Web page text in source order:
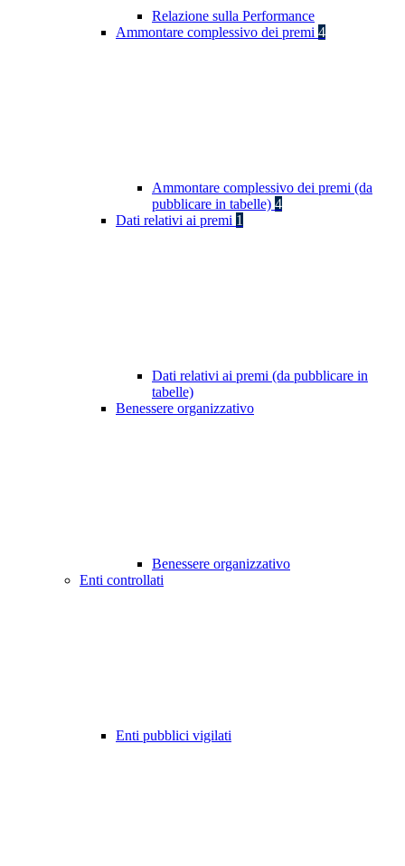
Relazione sulla Performance
Ammontare complessivo dei premi 4
Ammontare complessivo dei premi (da
pubblicare in tabelle) 4
Dati relativi ai premi 1
Dati relativi ai premi (da pubblicare in
tabelle)
Benessere organizzativo
Benessere organizzativo
Enti controllati
Enti pubblici vigilati